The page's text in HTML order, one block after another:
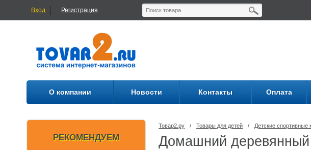
Вход Регистрация
О компании Новости Контакты Оплата
Товар2.ру / Товары для детей / Детские спортивные
Домашний деревянный
РЕКОМЕНДУЕМ